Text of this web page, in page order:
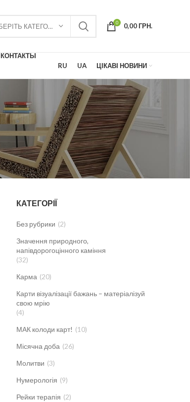
ОБЕРІТЬ КАТЕГОРІЮ 0 0,00ГРН.
КОНТАКТЫ
RU UA ЦІКАВІ НОВИНИ
КАТЕГОРІЇ
Без рубрики (2)
Значення природного,
напівдорогоцінного каміння
(32)
Карма (20)
Карти візуалізації бажань – матеріалізуй
свою мрію
(4)
МАК колоди карт! (10)
Місячна доба (26)
Молитви (3)
Нумерологія (9)
Рейки терапія (2)